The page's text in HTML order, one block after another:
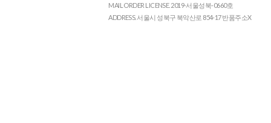
MAIL ORDER LICENSE. 2019-서울성북-0660호
ADDRESS. 서울시 성북구 북악산로 854-17 반품주소X